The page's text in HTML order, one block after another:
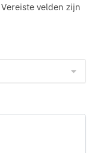
Vereiste velden zijn